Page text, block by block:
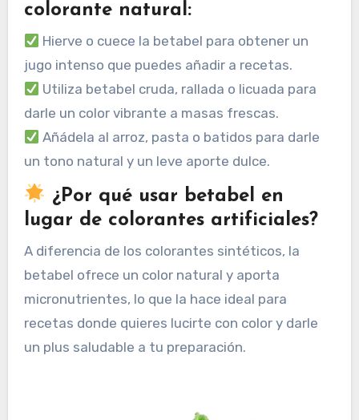
colorante natural:
Hierve o cuece la betabel para obtener un
jugo intenso que puedes añadir a recetas.
Utiliza betabel cruda, rallada o licuada para
darle un color vibrante a masas frescas.
Añádela al arroz, pasta o batidos para darle
un tono natural y un leve aporte dulce.
¿Por qué usar betabel en
lugar de colorantes artificiales?
A diferencia de los colorantes sintéticos, la
betabel ofrece un color natural y aporta
micronutrientes, lo que la hace ideal para
recetas donde quieres lucirte con color y darle
un plus saludable a tu preparación.